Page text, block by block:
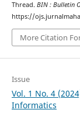
Thread. BIN : Bulletin
https://
More Citation
Issue
Vol. 1 No. 4
Informatics